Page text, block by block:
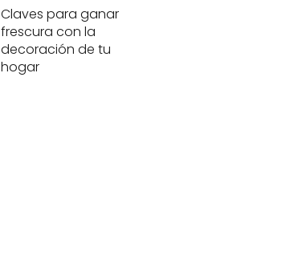
Claves para ganar
frescura con la
decoración de tu
hogar